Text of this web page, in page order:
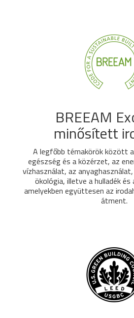
BREEAM
minősített
A legfőbb témakörök között
egészség és a közérzet, az
vízhasználat, az
ökológia, illetve a hulladék és
amelyekben együttesen az
átment.